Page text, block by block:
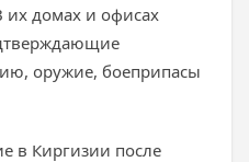
их домах и офисах
оружие, боеприпасы
в Киргизии после